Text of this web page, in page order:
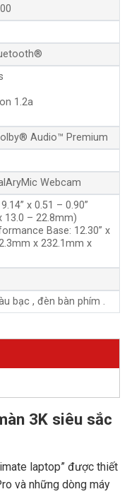
3K siêu sắc
laptop” được thiết
và những dòng máy
1.2a
Audio™ Premium
Webcam
x 0.51 – 0.90”
13.0 – 22.8mm)
Base: 12.30” x
x 232.1mm x
bạc , đèn bàn phím .